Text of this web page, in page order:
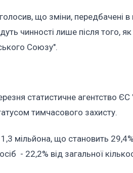
що зміни, передбачені
чинності лише після того, як
Союзу".
статистичне агентство
тимчасового захисту.
мільйона, що становить
- 22,2% від загальної